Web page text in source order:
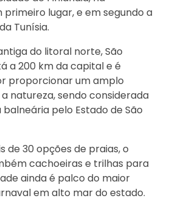
primeiro lugar, e em segundo a
Tunísia.
do litoral norte, São
a 200 km da capital e é
proporcionar um amplo
natureza, sendo considerada
pelo Estado de São
de 30 opções de praias, o
cachoeiras e trilhas para
ainda é palco do maior
em alto mar do estado.